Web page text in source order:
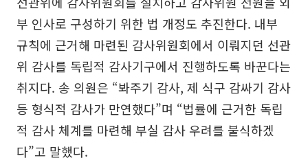
부 인사로 구성하기 위한 법 개정도 추진한다. 내부
규칙에 근거해 마련된 감사위원회에서 이뤄지던 선관
위 감사를 독립적 감사기구에서 진행하도록 바꾼다는
취지다. 송 의원은 “봐주기 감사, 제 식구 감싸기 감사
등 형식적 감사가 만연했다”며 “법률에 근거한 독립
적 감사 체계를 마련해 부실 감사 우려를 불식하겠
다”고 말했다.